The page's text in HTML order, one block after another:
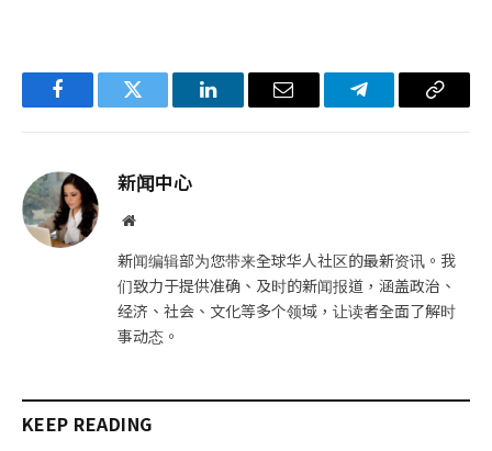
FacebookTwitter LinkedIn电
Telegram复
新闻中心
网
新闻编辑部为您带来全球华人社区的最新资讯。我
们致力于提供准确、及时的新闻报道，涵盖政治、
经济、社会、文化等多个领域，让读者全面了解时
事动态。
KEEP READING